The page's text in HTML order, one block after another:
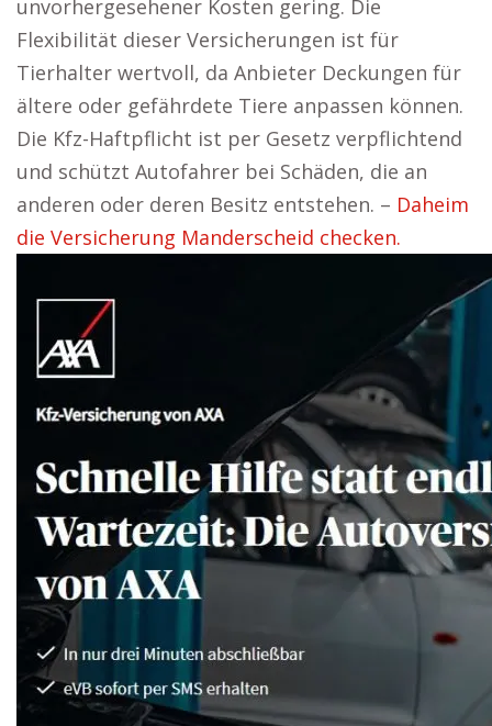
unvorhergesehener Kosten gering. Die
Flexibilität dieser Versicherungen ist für
Tierhalter wertvoll, da Anbieter Deckungen für
ältere oder gefährdete Tiere anpassen können.
Die Kfz-Haftpflicht ist per Gesetz verpflichtend
und schützt Autofahrer bei Schäden, die an
anderen oder deren Besitz entstehen. – Daheim
die Versicherung Manderscheid checken.